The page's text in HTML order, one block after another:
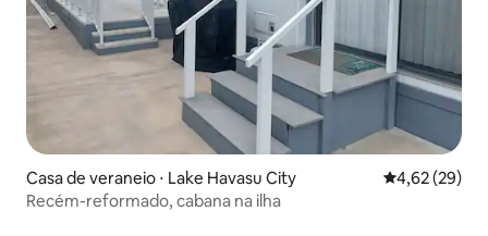
Casa de veraneio ⋅ Lake Havasu City 4,62 de uma
4,62 (29)
Recém-reformado, cabana na ilha